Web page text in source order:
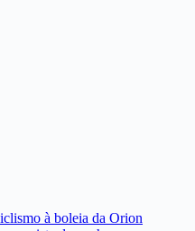
à boleia da Orion